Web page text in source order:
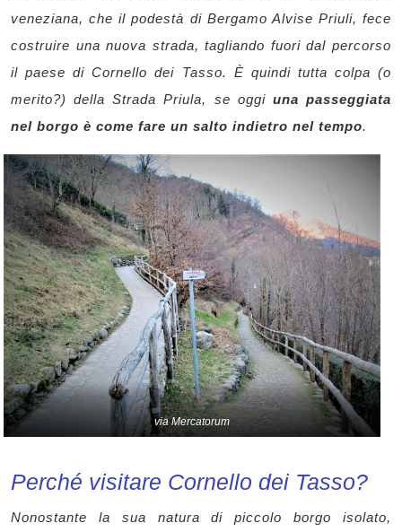
veneziana, che il podestà di Bergamo Alvise Priuli, fece
costruire una nuova strada, tagliando fuori dal percorso
il paese di Cornello dei Tasso. È quindi tutta colpa (o
merito?) della Strada Priula, se oggi una passeggiata
nel borgo è come fare un salto indietro nel tempo.
via Mercatorum
Perché visitare Cornello dei Tasso?
Nonostante la sua natura di piccolo borgo isolato,